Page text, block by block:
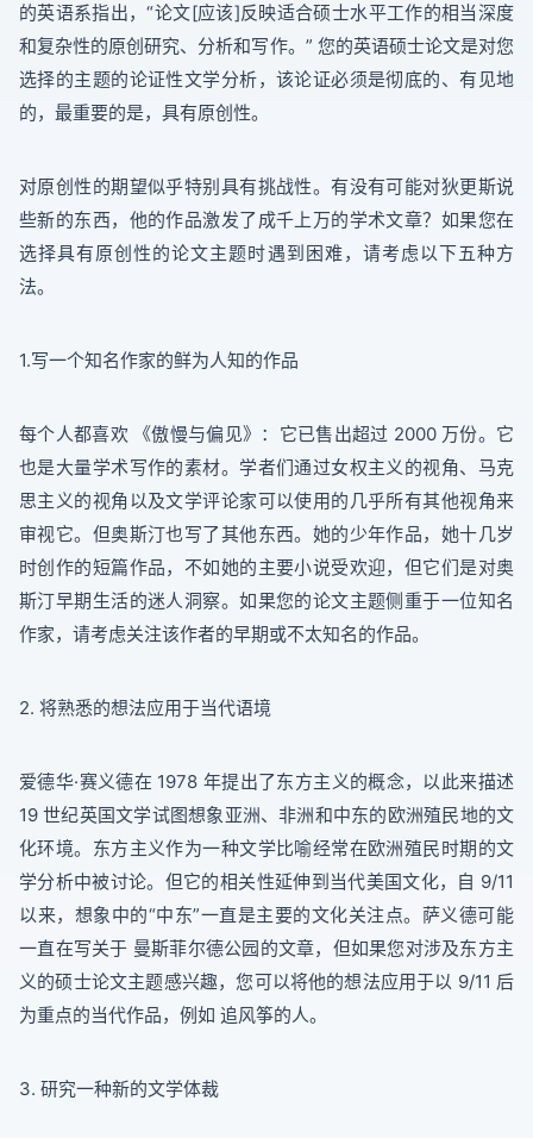
的英语系指出，“论文[应该]反映适合硕士水平工作的相当深度
和复杂性的原创研究、分析和写作。” 您的英语硕士论文是对您
选择的主题的论证性文学分析，该论证必须是彻底的、有见地
的，最重要的是，具有原创性。
对原创性的期望似乎特别具有挑战性。有没有可能对狄更斯说
些新的东西，他的作品激发了成千上万的学术文章？如果您在
选择具有原创性的论文主题时遇到困难，请考虑以下五种方
法。
1.写一个知名作家的鲜为人知的作品
每个人都喜欢 《傲慢与偏见》：它已售出超过 2000 万份。它
也是大量学术写作的素材。学者们通过女权主义的视角、马克
思主义的视角以及文学评论家可以使用的几乎所有其他视角来
审视它。但奥斯汀也写了其他东西。她的少年作品，她十几岁
时创作的短篇作品，不如她的主要小说受欢迎，但它们是对奥
斯汀早期生活的迷人洞察。如果您的论文主题侧重于一位知名
作家，请考虑关注该作者的早期或不太知名的作品。
2. 将熟悉的想法应用于当代语境
爱德华·赛义德在 1978 年提出了东方主义的概念，以此来描述
19 世纪英国文学试图想象亚洲、非洲和中东的欧洲殖民地的文
化环境。东方主义作为一种文学比喻经常在欧洲殖民时期的文
学分析中被讨论。但它的相关性延伸到当代美国文化，自 9/11
以来，想象中的“中东”一直是主要的文化关注点。萨义德可能
一直在写关于 曼斯菲尔德公园的文章，但如果您对涉及东方主
义的硕士论文主题感兴趣，您可以将他的想法应用于以 9/11 后
为重点的当代作品，例如 追风筝的人。
3. 研究一种新的文学体裁